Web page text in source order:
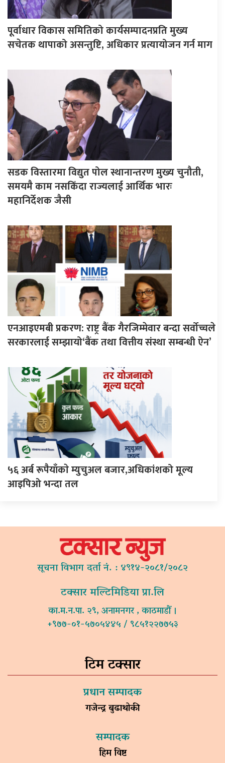
पूर्वाधार विकास समितिको कार्यसम्पादनप्रति मुख्य
सचेतक थापाको असन्तुष्टि, अधिकार प्रत्यायोजन गर्न माग
सडक विस्तारमा विद्युत पोल स्थानान्तरण मुख्य चुनौती,
समयमै काम नसकिँदा राज्यलाई आर्थिक भारः
महानिर्देशक जैसी
एनआइएमबी प्रकरण: राष्ट्र बैंक गैरजिम्मेवार बन्दा सर्वोच्चले
सरकारलाई सम्झायो‘बैंक तथा वित्तीय संस्था सम्बन्धी ऐन’
५६ अर्ब रूपैयाँकाे म्युचुअल बजार,अधिकांशको मूल्य
आइपिओ भन्दा तल
सूचना विभाग दर्ता नं. : ४९१४-२०८१/२०८२
टक्सार मल्टिमिडिया प्रा.लि
का.म.न.पा. २९, अनामनगर , काठमाडौं ।
+९७७-०१-५७०५४४५ / ९८५१२२७७५३
टिम टक्सार
प्रधान सम्पादक
गजेन्द्र बुढाथोकी
सम्पादक
हिम विष्ट